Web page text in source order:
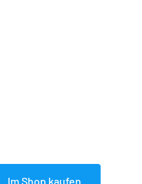
Im Shop kaufen